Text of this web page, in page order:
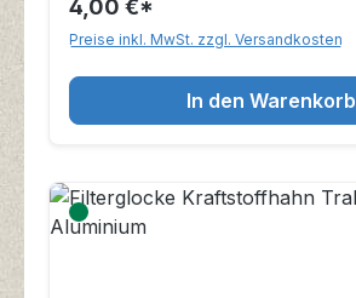
4,00 €*
Preise inkl. MwSt. zzgl. Versandkosten
In den Warenkorb